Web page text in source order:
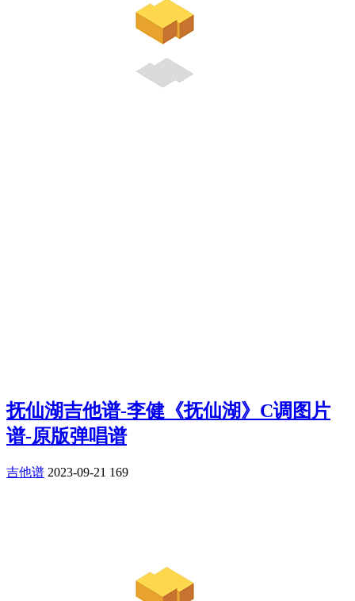
抚仙湖吉他谱-李健《抚仙湖》C调图片
谱-原版弹唱谱
吉他谱 2023-09-21 169